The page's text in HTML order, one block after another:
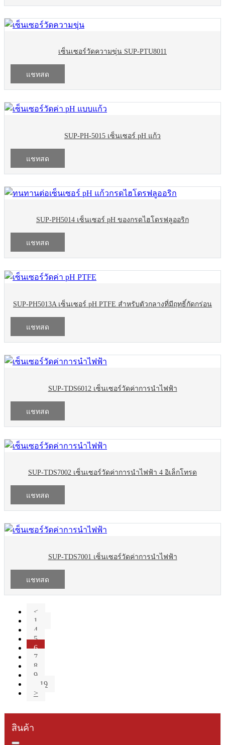
เซ็นเซอร์วัดความขุ่น SUP-PTU8011
แชทสด
SUP-PH-5015 เซ็นเซอร์ pH แก้ว
แชทสด
SUP-PH5014 เซ็นเซอร์ pH ของกรดไฮโดรฟลูออริก
แชทสด
SUP-PH5013A เซ็นเซอร์ pH PTFE สำหรับตัวกลางที่มีฤทธิ์กัดกร่อน
แชทสด
SUP-TDS6012 เซ็นเซอร์วัดค่าการนำไฟฟ้า
แชทสด
SUP-TDS7002 เซ็นเซอร์วัดค่าการนำไฟฟ้า 4 อิเล็กโทรด
แชทสด
SUP-TDS7001 เซ็นเซอร์วัดค่าการนำไฟฟ้า
แชทสด
<
1...
4
5
6
7
8
9
...19
>
สินค้า